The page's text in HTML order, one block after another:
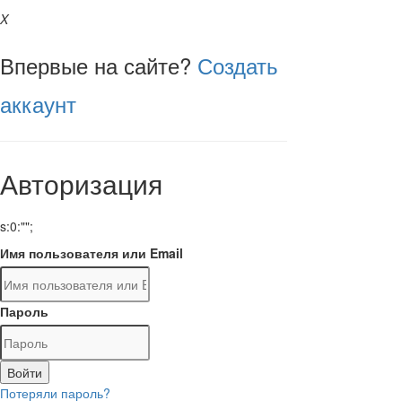
X
Впервые на сайте? Создать
аккаунт
Авторизация
s:0:"";
Имя пользователя или Email
Пароль
Войти
Потеряли пароль?